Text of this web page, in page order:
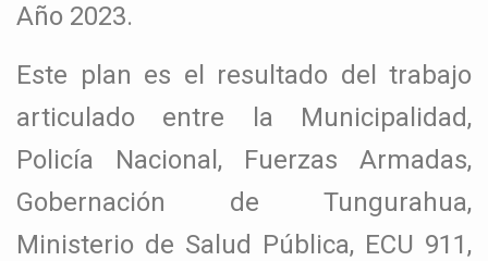
Año 2023.
Este plan es el resultado del trabajo
articulado entre la Municipalidad,
Policía Nacional, Fuerzas Armadas,
Gobernación de Tungurahua,
Ministerio de Salud Pública, ECU 911,